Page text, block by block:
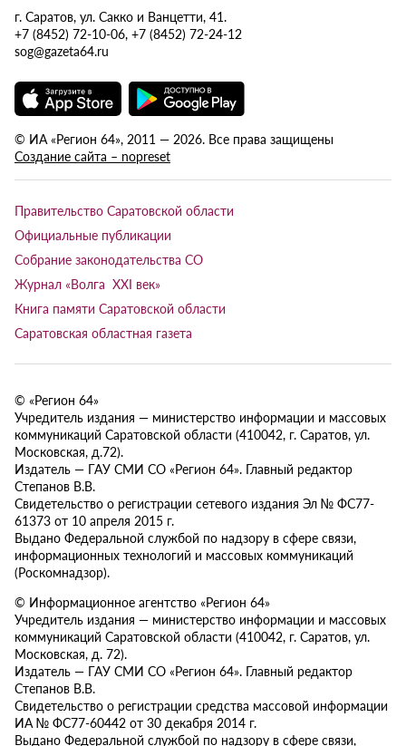
г. Саратов, ул. Сакко и Ванцетти, 41.
+7 (8452) 72-10-06, +7 (8452) 72-24-12
sog@gazeta64.ru
© ИА «Регион 64», 2011 — 2026. Все права защищены
Создание сайта – nopreset
Правительство Саратовской области
Официальные публикации
Собрание законодательства СО
Журнал «Волга XXI век»
Книга памяти Саратовской области
Саратовская областная газета
© «Регион 64»
Учредитель издания — министерство информации и массовых
коммуникаций Саратовской области (410042, г. Саратов, ул.
Московская, д.72).
Издатель — ГАУ СМИ СО «Регион 64». Главный редактор
Степанов В.В.
Свидетельство о регистрации сетевого издания Эл № ФС77-
61373 от 10 апреля 2015 г.
Выдано Федеральной службой по надзору в сфере связи,
информационных технологий и массовых коммуникаций
(Роскомнадзор).
© Информационное агентство «Регион 64»
Учредитель издания — министерство информации и массовых
коммуникаций Саратовской области (410042, г. Саратов, ул.
Московская, д. 72).
Издатель — ГАУ СМИ СО «Регион 64». Главный редактор
Степанов В.В.
Свидетельство о регистрации средства массовой информации
ИА № ФС77-60442 от 30 декабря 2014 г.
Выдано Федеральной службой по надзору в сфере связи,